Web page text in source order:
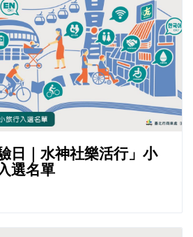
日｜水神社樂活行」小
選名單